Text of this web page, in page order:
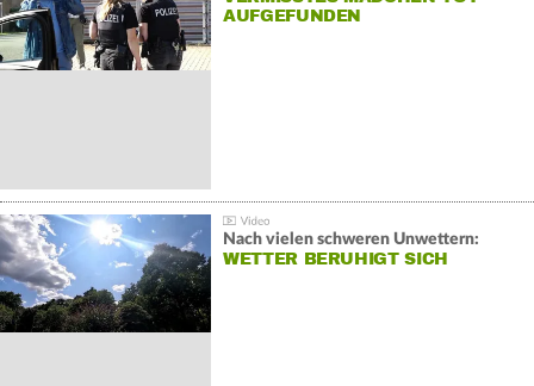
AUFGEFUNDEN
Nach vielen schweren Unwettern:
WETTER BERUHIGT SICH